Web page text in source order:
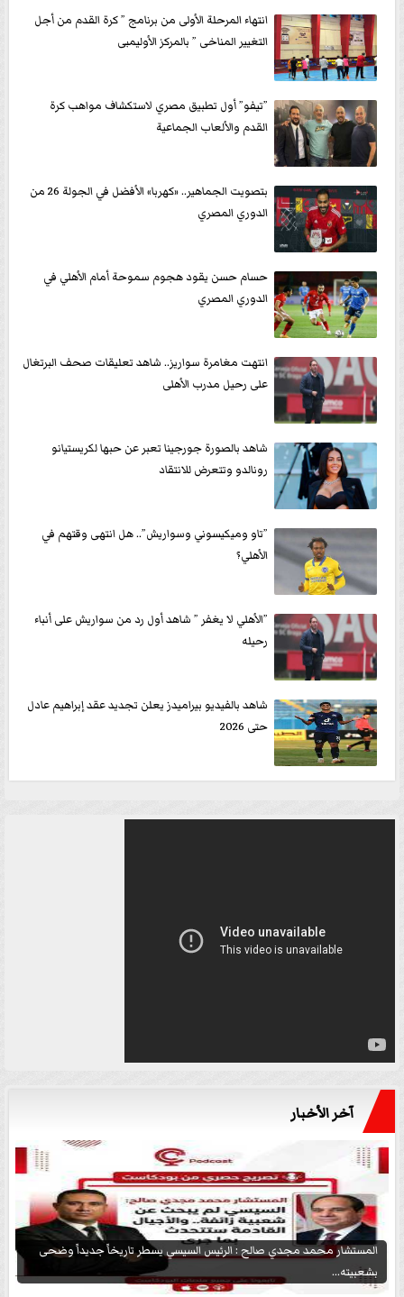
انتهاء المرحلة الأولى من برنامج ” كرة القدم من أجل
التغيير المناخى ” بالمركز الأوليمبى
”تيفو” أول تطبيق مصري لاستكشاف مواهب كرة
القدم والألعاب الجماعية
بتصويت الجماهير.. «كهربا» الأفضل في الجولة 26 من
الدوري المصري
حسام حسن يقود هجوم سموحة أمام الأهلي في
الدوري المصري
انتهت مغامرة سواريز.. شاهد تعليقات صحف البرتغال
على رحيل مدرب الأهلى
شاهد بالصورة جورجينا تعبر عن حبها لكريستيانو
رونالدو وتتعرض للانتقاد
”تاو وميكيسوني وسواريش”.. هل انتهى وقتهم في
الأهلي؟
”الأهلي لا يغفر ” شاهد أول رد من سواريش على أنباء
رحيله
شاهد بالفيديو بيراميدز يعلن تجديد عقد إبراهيم عادل
حتى 2026
آخر الأخبار
المستشار محمد مجدي صالح : الرئيس السيسي يسطر تاريخاً جديداً وضحى
بشعبيته...